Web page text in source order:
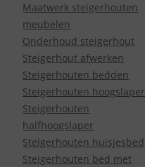
Maatwerk steigerhouten
meubelen
Onderhoud steigerhout
Steigerhout afwerken
Steigerhouten bedden
Steigerhouten hoogslaper
Steigerhouten
halfhoogslaper
Steigerhouten huisjesbed
Steigerhouten bed met